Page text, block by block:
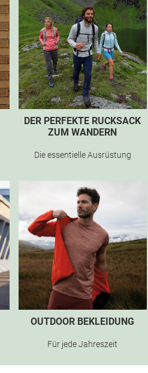
DER PERFEKTE RUCKSACK
ZUM WANDERN
Die essentielle Ausrüstung
OUTDOOR BEKLEIDUNG
Für jede Jahreszeit